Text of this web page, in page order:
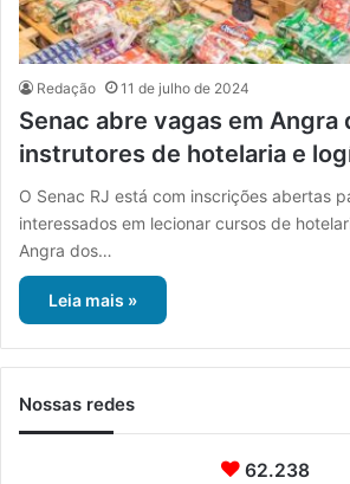
Redação 11 de julho de 2024
Senac abre vagas em Angra
instrutores de hotelaria e
O Senac RJ está com inscrições abertas
interessados em lecionar cursos de
Angra dos…
Leia mais »
Nossas redes
62.238